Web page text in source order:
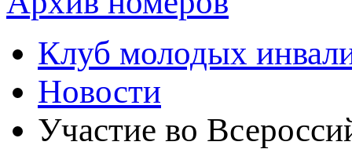
Клуб молодых
Новости
Участие во